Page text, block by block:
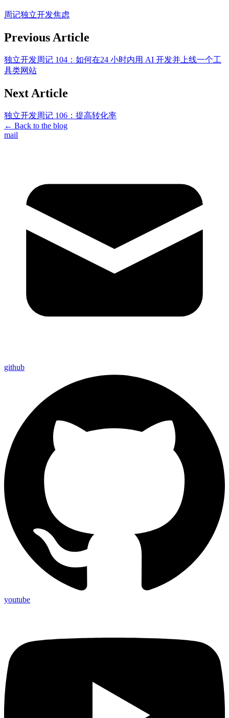
周记独立开发焦虑
Previous Article
独立开发周记 104：如何在24 小时内用 AI 开发并上线一个工
具类网站
Next Article
独立开发周记 106：提高转化率
← Back to the blog
mail
github
youtube